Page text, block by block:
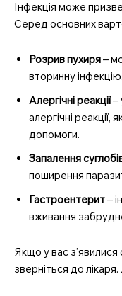
Інфекція може
Серед основних
Розрив пухиря–
вторинну інфекцію.
Алергічні реакції–
алергічні
допомоги.
Запалення
поширення
Гастроентерит–
вживання
Якщо у вас
зверніться до